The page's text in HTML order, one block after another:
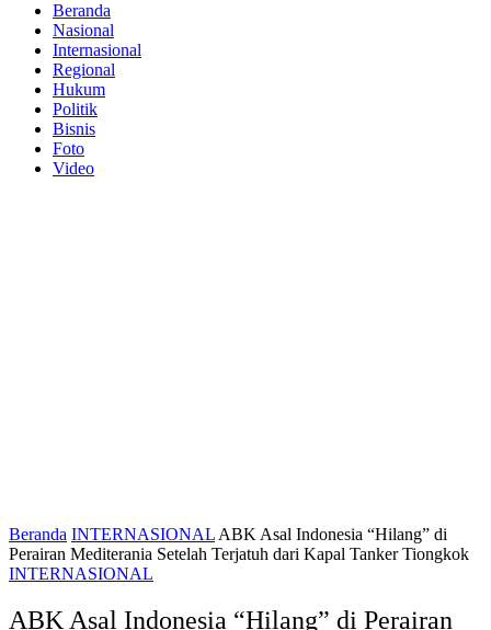
Beranda
Nasional
Internasional
Regional
Hukum
Politik
Bisnis
Foto
Video
Beranda INTERNASIONAL ABK Asal Indonesia “Hilang” di
Perairan Mediterania Setelah Terjatuh dari Kapal Tanker Tiongkok
INTERNASIONAL
ABK Asal Indonesia “Hilang” di Perairan